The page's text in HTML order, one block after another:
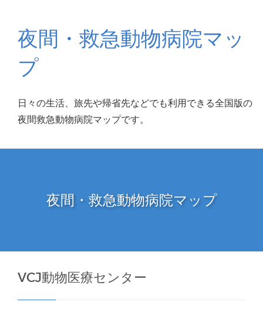
夜間・救急動物病院マッ
プ
日々の生活、旅先や帰省先などでも利用できる全国版の
夜間救急動物病院マップです。
夜間・救急動物病院マップ
VCJ動物医療センター